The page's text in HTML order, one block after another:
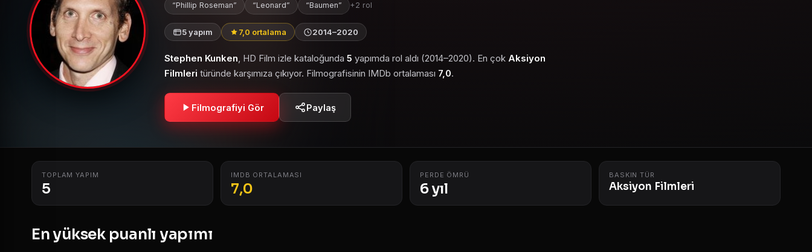
Phillip Roseman Leonard Baumen +2 rol
5 yapım 7,0 ortalama 2014–2020
Stephen Kunken, HD Film izle kataloğunda 5 yapımda rol aldı (2014–2020). En çok Aksiyon
Filmleri türünde karşımıza çıkıyor. Filmografisinin IMDb ortalaması 7,0.
Filmografiyi Gör Paylaş
TOPLAM YAPIM
5
IMDB ORTALAMASI
7,0
PERDE ÖMRÜ
6 yıl
BASKIN TÜR
Aksiyon Filmleri
En yüksek puanlı yapımı